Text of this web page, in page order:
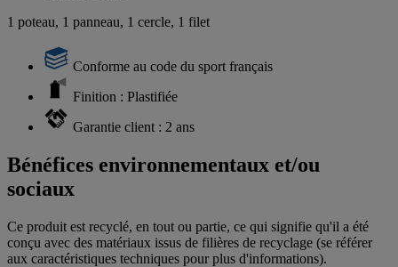
1 poteau, 1 panneau, 1 cercle, 1 filet
Conforme au code du sport français
Finition : Plastifiée
Garantie client : 2 ans
Bénéfices environnementaux et/ou
sociaux
Ce produit est recyclé, en tout ou partie, ce qui signifie qu'il a été
conçu avec des matériaux issus de filières de recyclage (se référer
aux caractéristiques techniques pour plus d'informations).